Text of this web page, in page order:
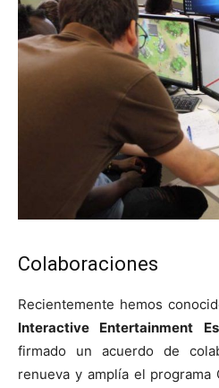
Colaboraciones
Recientemente hemos
Interactive Entertainment
firmado un acuerdo de
renueva y amplía el programa